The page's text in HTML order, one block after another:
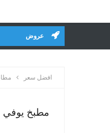
عروض
افضل سعر
مطبخ يوفي